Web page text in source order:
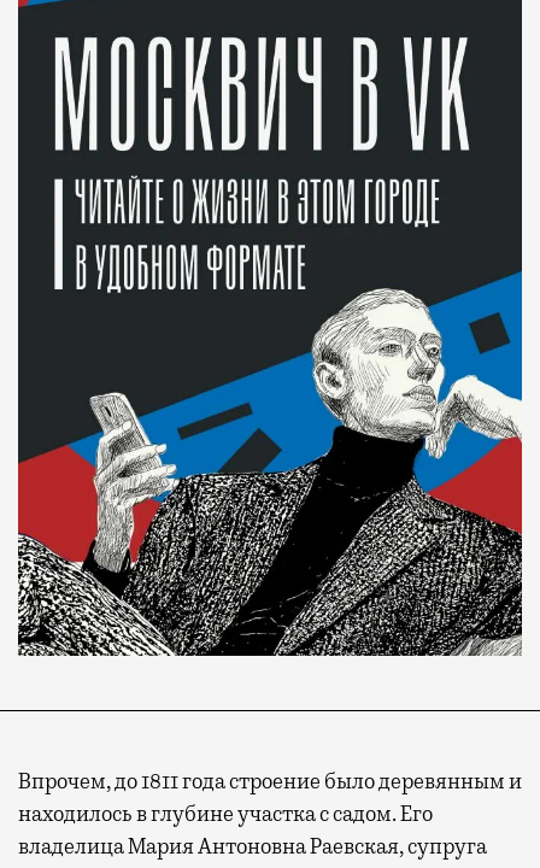
Впрочем, до 1811 года строение было деревянным и
находилось в глубине участка с садом. Его
владелица Мария Антоновна Раевская, супруга